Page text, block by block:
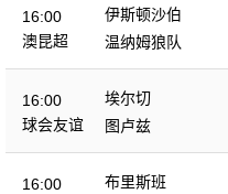
16:00
澳昆超
伊斯顿沙伯
温纳姆狼队
16:00
球会友谊
埃尔切
图卢兹
16:00
布里斯班